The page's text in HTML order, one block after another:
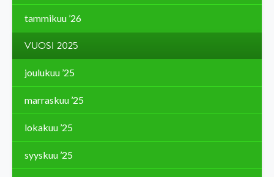
tammikuu ’26
VUOSI 2025
joulukuu ’25
marraskuu ’25
lokakuu ’25
syyskuu ’25